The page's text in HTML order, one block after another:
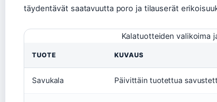
täydentävät saatavuutta poro ja tilauserät
Kalatuotteiden valikoima
TUOTE KUVAUS
Savukala Päivittäin tuotettua